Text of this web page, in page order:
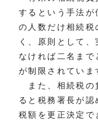
するという手法が
の人数だけ相続税
く、原則として
なければ二名ま
が制限されていま
また、相続税の
ると税務署長が
税額を更正決定で